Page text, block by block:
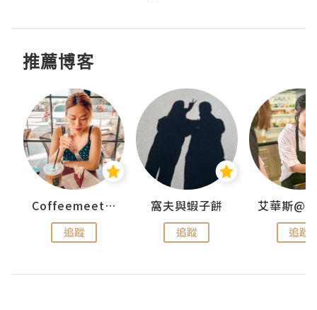
推薦博客
Coffeemeetjojo
追蹤
窩夫與蝦子餅
追蹤 追蹤